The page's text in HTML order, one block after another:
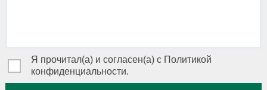
Я прочитал(а) и согласен(а) с Политикой
конфиденциальности.